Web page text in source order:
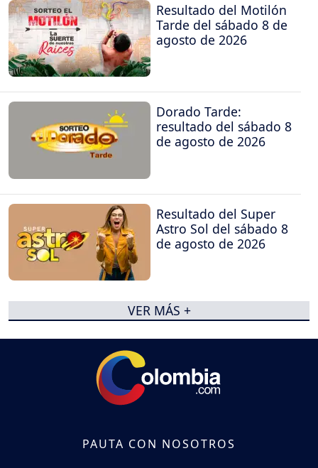
Resultado del Motilón
Tarde del sábado 8 de
agosto de 2026
Dorado Tarde:
resultado del sábado 8
de agosto de 2026
Resultado del Super
Astro Sol del sábado 8
de agosto de 2026
VER MÁS +
PAUTA CON NOSOTROS